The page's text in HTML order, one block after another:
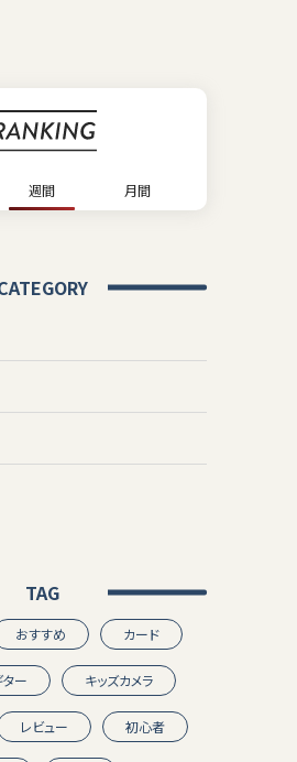
週間 月間
TAG
おすすめ カード
ター キッズカメラ
レビュー 初心者